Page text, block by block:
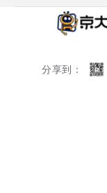
分享到：